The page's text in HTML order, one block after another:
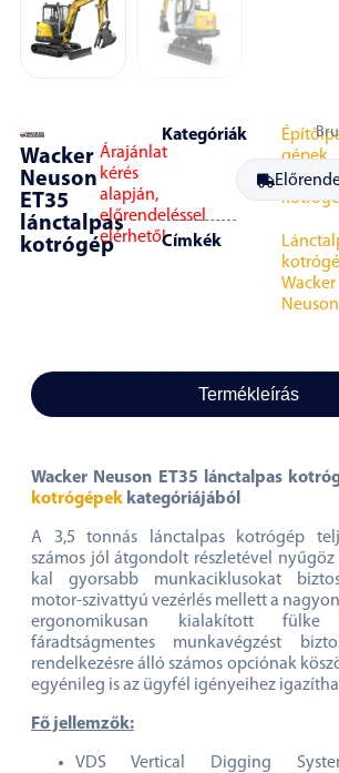
Wacker
Neuson
ET35
lánctalpas
kotrógép
Árajánlat
kérés
alapján,
előrendeléssel
elérhető!
Kategóriák
gépek
Címkék
Wacker
Neuson
Termékleírás
Wacker Neuson ET35 lánctalpas
kotrógépek kategóriájából
A 3,5 tonnás lánctalpas kotrógép
számos jól átgondolt részletével nyűgöz
kal gyorsabb munkaciklusokat
motor-szivattyú vezérlés mellett a
ergonomikusan kialakított
fáradtságmentes munkavégzést
rendelkezésre álló számos opciónak
egyénileg is az ügyfél igényeihez
Fő jellemzők:
VDS Vertical Digging